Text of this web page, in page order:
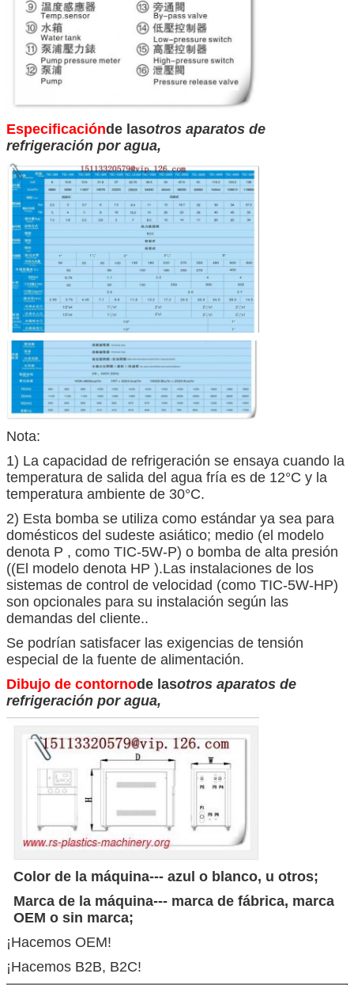
Especificaciónde lasotros aparatos de
refrigeración por agua,
Nota:
1) La capacidad de refrigeración se ensaya cuando la
temperatura de salida del agua fría es de 12°C y la
temperatura ambiente de 30°C.
2) Esta bomba se utiliza como estándar ya sea para
domésticos del sudeste asiático; medio (el modelo
denota P , como TIC-5W-P) o bomba de alta presión
((El modelo denota HP ).Las instalaciones de los
sistemas de control de velocidad (como TIC-5W-HP)
son opcionales para su instalación según las
demandas del cliente..
Se podrían satisfacer las exigencias de tensión
especial de la fuente de alimentación.
Dibujo de contornode lasotros aparatos de
refrigeración por agua,
Color de la máquina--- azul o blanco, u otros;
Marca de la máquina--- marca de fábrica, marca
OEM o sin marca;
¡Hacemos OEM!
¡Hacemos B2B, B2C!